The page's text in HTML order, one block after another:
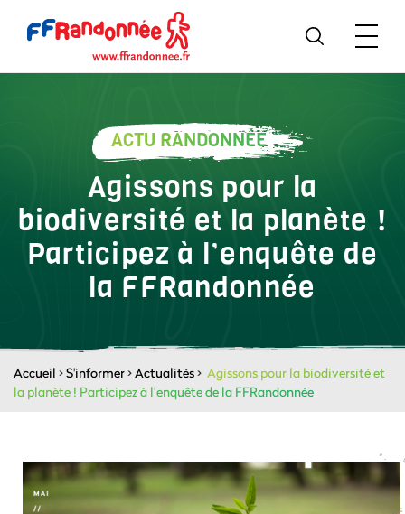
ACTU RANDONNÉE
Agissons pour la
biodiversité et la planète !
Participez à l’enquête de
la FFRandonnée
Accueil >S'informer>Actualités> Agissons pour la biodiversité et
la planète ! Participez à l’enquête de la FFRandonnée